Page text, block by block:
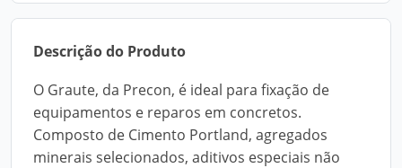
Descrição do Produto
O Graute, da Precon, é ideal para fixação de
equipamentos e reparos em concretos.
Composto de Cimento Portland, agregados
minerais selecionados, aditivos especiais não